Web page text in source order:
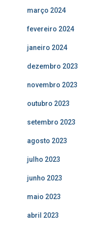
março 2024
fevereiro 2024
janeiro 2024
dezembro 2023
novembro 2023
outubro 2023
setembro 2023
agosto 2023
julho 2023
junho 2023
maio 2023
abril 2023